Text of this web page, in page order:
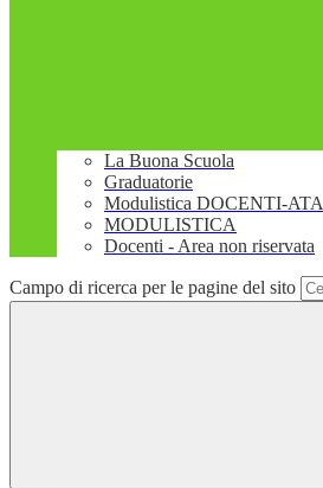
La Buona Scuola
Graduatorie
Modulistica DOCENTI-ATA
MODULISTICA
Docenti - Area non riservata
Campo di ricerca per le pagine del sito